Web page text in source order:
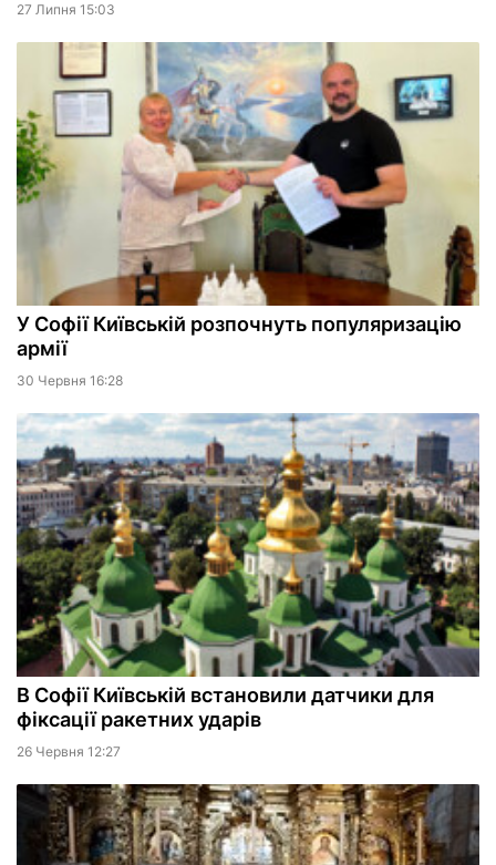
27 Липня 15:03
У Софії Київській розпочнуть популяризацію
армії
30 Червня 16:28
В Софії Київській встановили датчики для
фіксації ракетних ударів
26 Червня 12:27